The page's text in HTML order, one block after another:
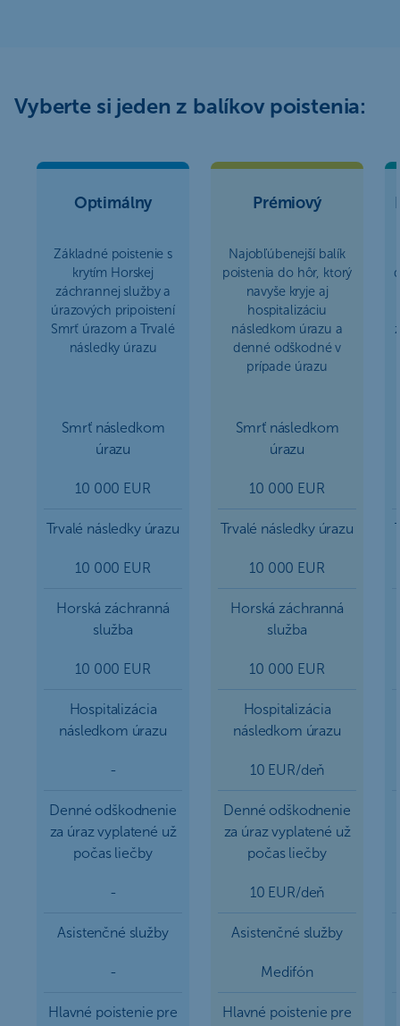
Vyberte si jeden z balíkov poistenia:
Optimálny
Základné poistenie s
krytím Horskej
záchrannej služby a
úrazových pripoistení
Smrť úrazom a Trvalé
následky úrazu
Smrť následkom
úrazu
10 000 EUR
Trvalé následky úrazu
10 000 EUR
Horská záchranná
služba
10 000 EUR
Hospitalizácia
následkom úrazu
-
Denné odškodnenie
za úraz vyplatené už
počas liečby
-
Asistenčné služby
-
Hlavné poistenie pre
Prémiový
Najobľúbenejší balík
poistenia do hôr, ktorý
navyše kryje aj
hospitalizáciu
následkom úrazu a
denné odškodné v
prípade úrazu
Smrť následkom
úrazu
10 000 EUR
Trvalé následky úrazu
10 000 EUR
Horská záchranná
služba
10 000 EUR
Hospitalizácia
následkom úrazu
10 EUR/deň
Denné odškodnenie
za úraz vyplatené už
počas liečby
10 EUR/deň
Asistenčné služby
Medifón
Hlavné poistenie pre